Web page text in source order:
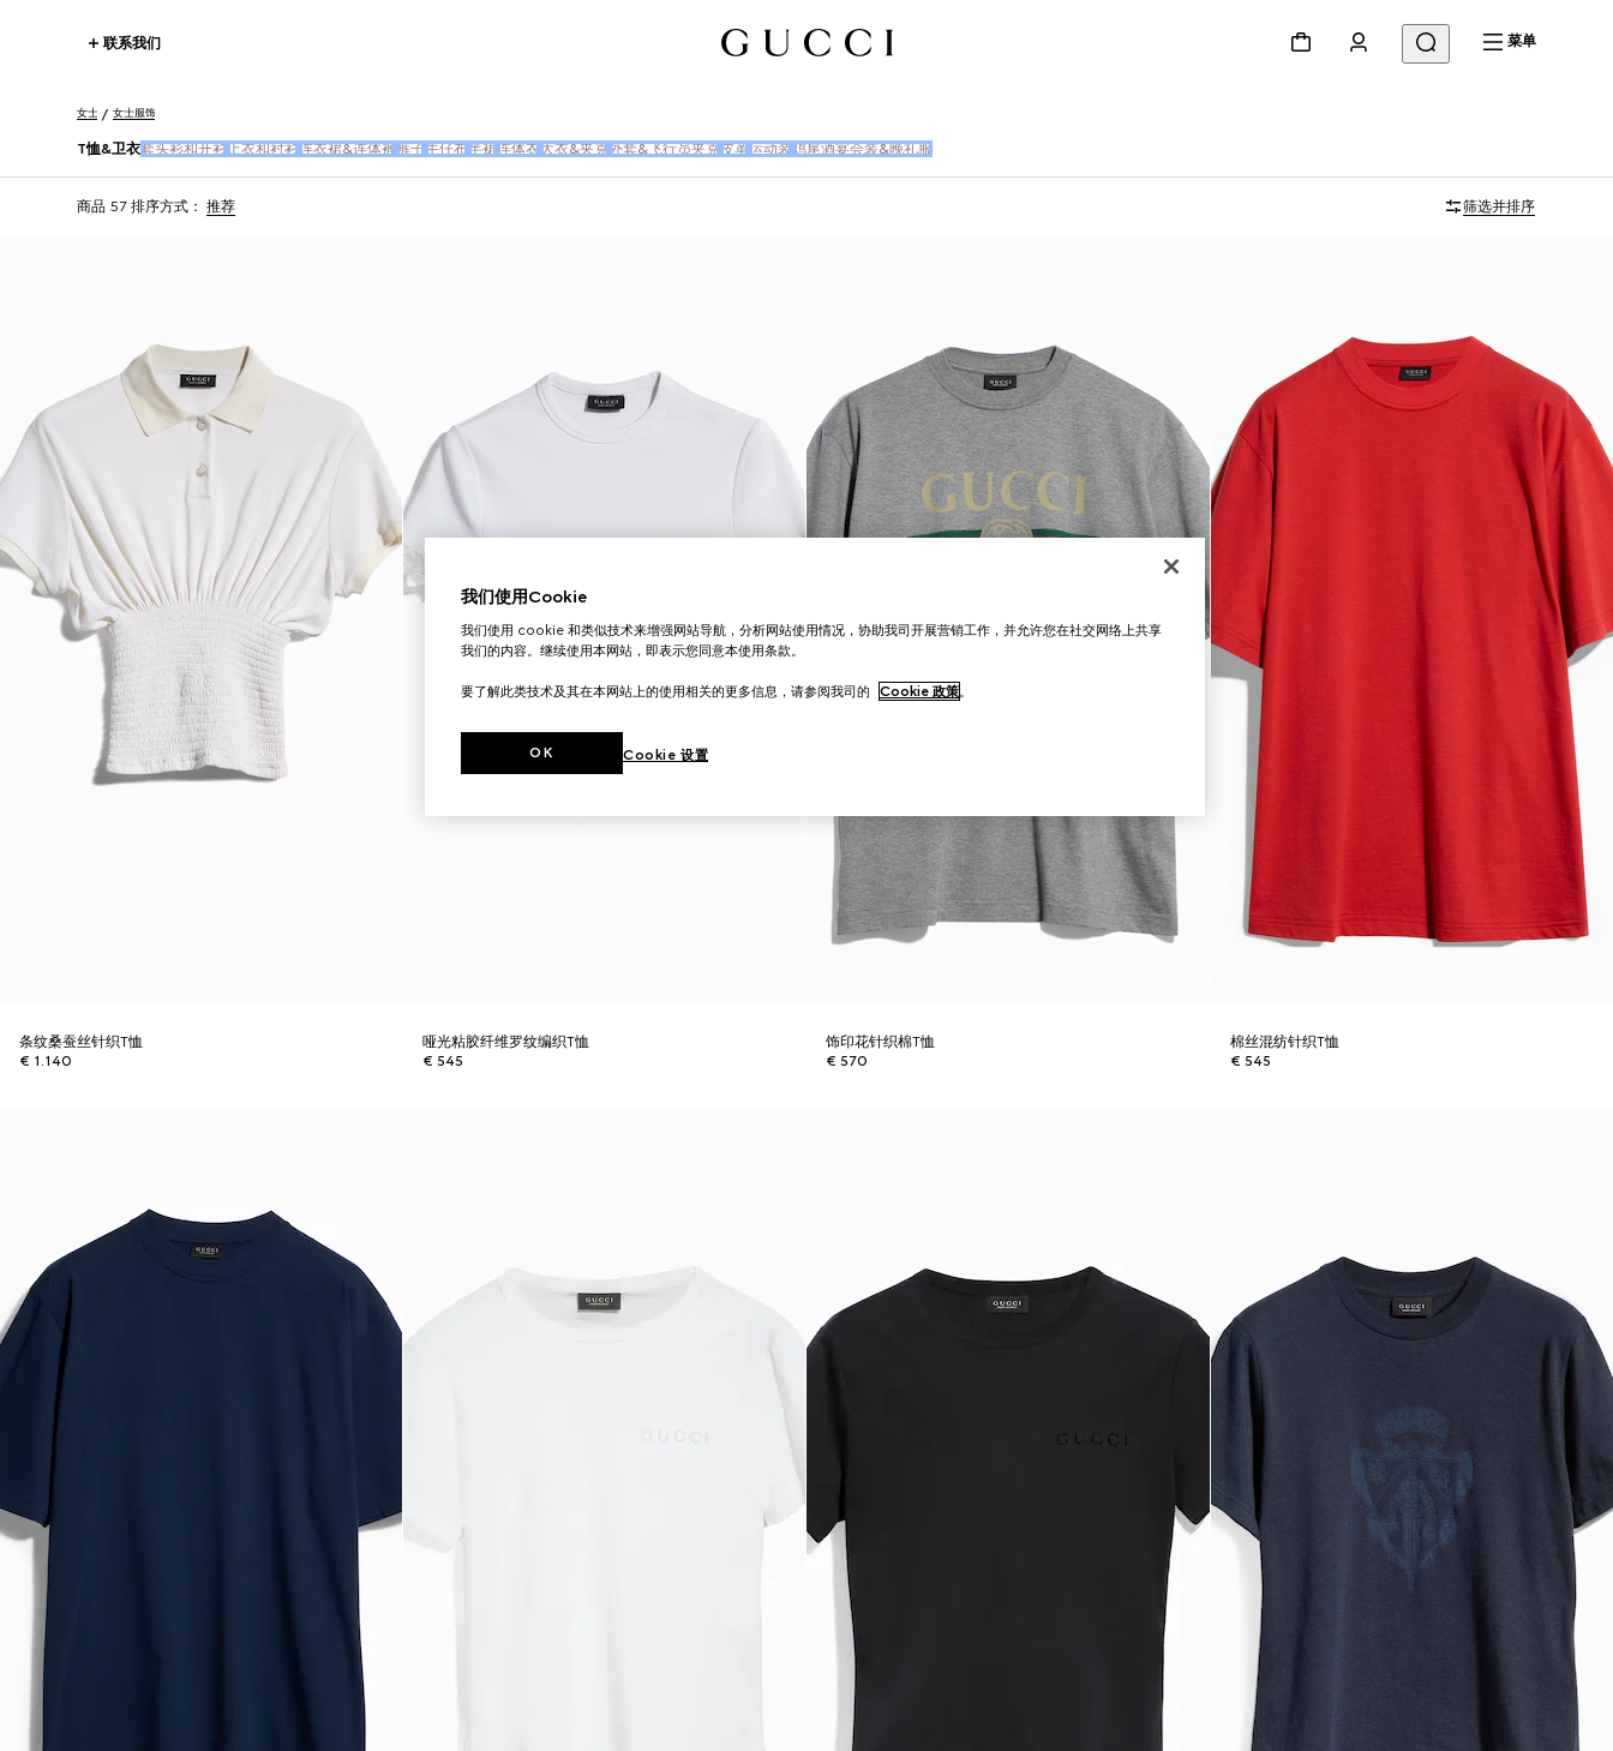
联系我们 菜单
女士 女士服饰
T恤&卫衣 套头衫和开衫 上衣和衬衫 连衣裙&连体裤 裤子 牛仔布 半裙 连体衣 大衣&夹克 外套&飞行员夹克 皮革 运动装 鸡尾酒宴会装&晚礼服
商品 57 排序方式： 推荐 筛选并排序
条纹桑蚕丝针织T恤
€ 1.140
哑光粘胶纤维罗纹编织T恤
€ 545
饰印花针织棉T恤
€ 570
棉丝混纺针织T恤
€ 545
我们使用Cookie
我们使用 cookie 和类似技术来增强网站导航，分析网站使用情况，协助我司开展营销工作，并允许您在社交网络上共享
我们的内容。继续使用本网站，即表示您同意本使用条款。
要了解此类技术及其在本网站上的使用相关的更多信息，请参阅我司的 Cookie 政策。
Cookie 设置
OK